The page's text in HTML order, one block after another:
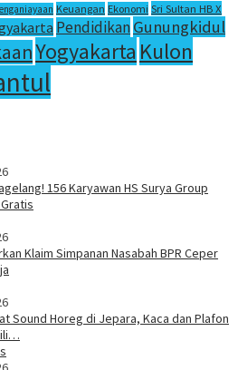
Keuangan Ekonomi Sri Sultan HB X
PendidikanGunungkidul
Yogyakarta Kulon
156 Karyawan HS Surya Group
Klaim Simpanan Nasabah BPR Ceper
Sound Horeg di Jepara, Kaca dan Plafon